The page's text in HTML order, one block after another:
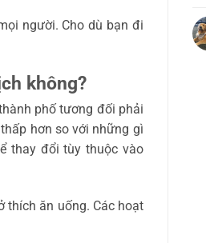
người. Cho dù bạn đi
không?
phố tương đối phải
hơn so với những gì
thay đổi tùy thuộc vào
thích ăn uống. Các hoạt